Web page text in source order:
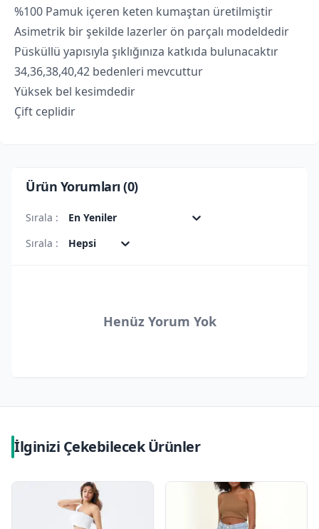
%100 Pamuk içeren keten kumaştan üretilmiştir
Asimetrik bir şekilde lazerler ön parçalı modeldedir
Püsküllü yapısıyla şıklığınıza katkıda bulunacaktır
34,36,38,40,42 bedenleri mevcuttur
Yüksek bel kesimdedir
Çift ceplidir
Ürün Yorumları (0)
Sırala :
En Yeniler
Sırala :
Hepsi
Henüz Yorum Yok
İlginizi Çekebilecek Ürünler